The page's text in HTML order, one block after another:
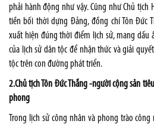
phải hành động như vậy. Cũng như Chủ tịch
tiền bối thời dựng Đảng, đồng chí Tôn Đức
xuất hiện đúng thời điểm lịch sử, mang dấu
của lịch sử dân tộc để nhận thức và giải
tộc trên con đường phát triển.
2.Chủ tịch Tôn Đức Thắng -người cộng sản
phong
Trong lịch sử công nhân và phong trào